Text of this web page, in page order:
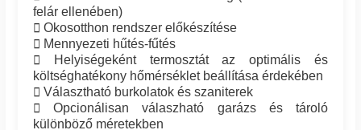
felár ellenében)
 Okosotthon rendszer előkészítése
 Mennyezeti hűtés-fűtés
 Helyiségeként termosztát az optimális és
költséghatékony hőmérséklet beállítása érdekében
 Választható burkolatok és szaniterek
 Opcionálisan válaszható garázs és tároló
különböző méretekben